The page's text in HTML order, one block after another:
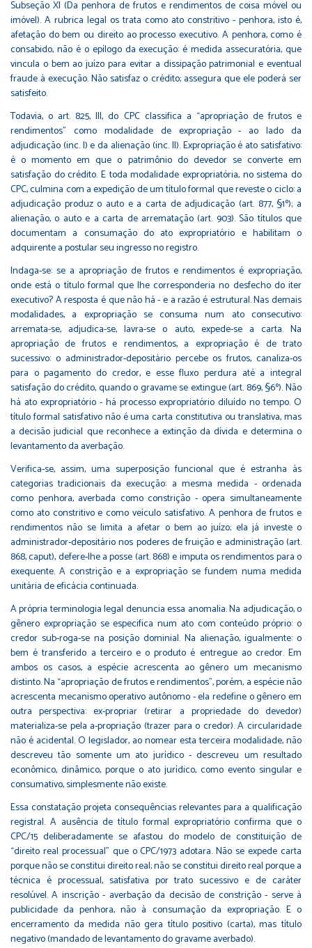
Subseção XI (Da penhora de frutos e rendimentos de coisa móvel ou
imóvel). A rubrica legal os trata como ato constritivo - penhora, isto é,
afetação do bem ou direito ao processo executivo. A penhora, como é
consabido, não é o epílogo da execução: é medida assecuratória, que
vincula o bem ao juízo para evitar a dissipação patrimonial e eventual
fraude à execução. Não satisfaz o crédito; assegura que ele poderá ser
satisfeito.
Todavia, o art. 825, III, do CPC classifica a “apropriação de frutos e
rendimentos” como modalidade de expropriação - ao lado da
adjudicação (inc. I) e da alienação (inc. II). Expropriação é ato satisfativo:
é o momento em que o patrimônio do devedor se converte em
satisfação do crédito. E toda modalidade expropriatória, no sistema do
CPC, culmina com a expedição de um título formal que reveste o ciclo: a
adjudicação produz o auto e a carta de adjudicação (art. 877, §1º); a
alienação, o auto e a carta de arrematação (art. 903). São títulos que
documentam a consumação do ato expropriatório e habilitam o
adquirente a postular seu ingresso no registro.
Indaga-se: se a apropriação de frutos e rendimentos é expropriação,
onde está o título formal que lhe corresponderia no desfecho do iter
executivo? A resposta é que não há - e a razão é estrutural. Nas demais
modalidades, a expropriação se consuma num ato consecutivo:
arremata-se, adjudica-se, lavra-se o auto, expede-se a carta. Na
apropriação de frutos e rendimentos, a expropriação é de trato
sucessivo: o administrador-depositário percebe os frutos, canaliza-os
para o pagamento do credor, e esse fluxo perdura até a integral
satisfação do crédito, quando o gravame se extingue (art. 869, §6º). Não
há ato expropriatório - há processo expropriatório diluído no tempo. O
título formal satisfativo não é uma carta constitutiva ou translativa, mas
a decisão judicial que reconhece a extinção da dívida e determina o
levantamento da averbação.
Verifica-se, assim, uma superposição funcional que é estranha às
categorias tradicionais da execução: a mesma medida - ordenada
como penhora, averbada como constrição - opera simultaneamente
como ato constritivo e como veículo satisfativo. A penhora de frutos e
rendimentos não se limita a afetar o bem ao juízo; ela já investe o
administrador-depositário nos poderes de fruição e administração (art.
868, caput), defere-lhe a posse (art. 868) e imputa os rendimentos para o
exequente. A constrição e a expropriação se fundem numa medida
unitária de eficácia continuada.
A própria terminologia legal denuncia essa anomalia. Na adjudicação, o
gênero expropriação se especifica num ato com conteúdo próprio: o
credor sub-roga-se na posição dominial. Na alienação, igualmente: o
bem é transferido a terceiro e o produto é entregue ao credor. Em
ambos os casos, a espécie acrescenta ao gênero um mecanismo
distinto. Na “apropriação de frutos e rendimentos”, porém, a espécie não
acrescenta mecanismo operativo autônomo - ela redefine o gênero em
outra perspectiva: ex-propriar (retirar a propriedade do devedor)
materializa-se pela a-propriação (trazer para o credor). A circularidade
não é acidental. O legislador, ao nomear esta terceira modalidade, não
descreveu tão somente um ato jurídico - descreveu um resultado
econômico, dinâmico, porque o ato jurídico, como evento singular e
consumativo, simplesmente não existe.
Essa constatação projeta consequências relevantes para a qualificação
registral. A ausência de título formal expropriatório confirma que o
CPC/15 deliberadamente se afastou do modelo de constituição de
“direito real processual” que o CPC/1973 adotara. Não se expede carta
porque não se constitui direito real; não se constitui direito real porque a
técnica é processual, satisfativa por trato sucessivo e de caráter
resolúvel. A inscrição - averbação da decisão de constrição - serve à
publicidade da penhora, não à consumação da expropriação. E o
encerramento da medida não gera título positivo (carta), mas título
negativo (mandado de levantamento do gravame averbado).